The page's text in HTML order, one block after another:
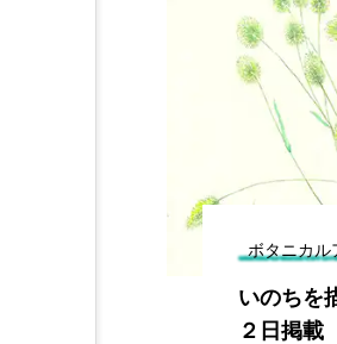
ボタニカル
いのちを
２日掲載